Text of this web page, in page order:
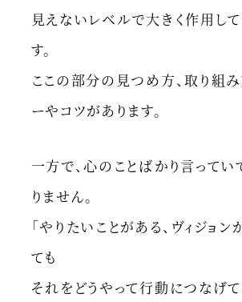
見えないレベルで大きく作用し
す。
ここの部分の見つめ方、取り組
ーやコツがあります。
一方で、心のことばかり言って
りません。
「やりたいことがある、ヴィジョン
ても
それをどうやって行動につなげ